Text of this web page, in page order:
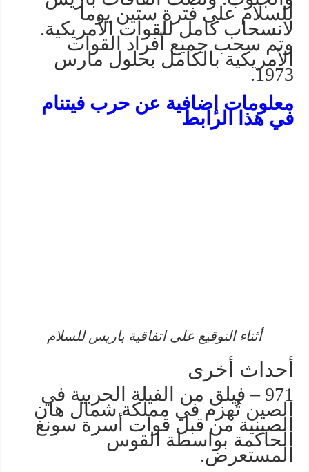
للسلام على فترة ستين يوما
لانسحاب كامل للقوات الأمريكية.
وتم سحب جميع أفراد القوات
الأمريكية بالكامل بحلول مارس
1973.
معلومات إضافية عن حرب فيتنام
في هذا الرابط
أثناء التوقيع على اتفاقية باريس للسلام
أحداث أخرى
971 – فيلق من الفيلة الحربية في
الصين تُهزم في مملكة شمال هان
الصينية من قبل قوات أسرة سونغ
الحاكمة بواسطة القوس
المستعرض.